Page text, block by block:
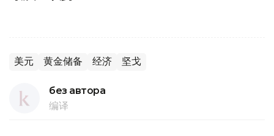
美元 黄金储备 经济 坚戈
без автора
编译